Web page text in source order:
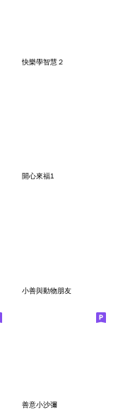
快樂學智慧２
開心來福1
小善與動物朋友
善意小沙彌